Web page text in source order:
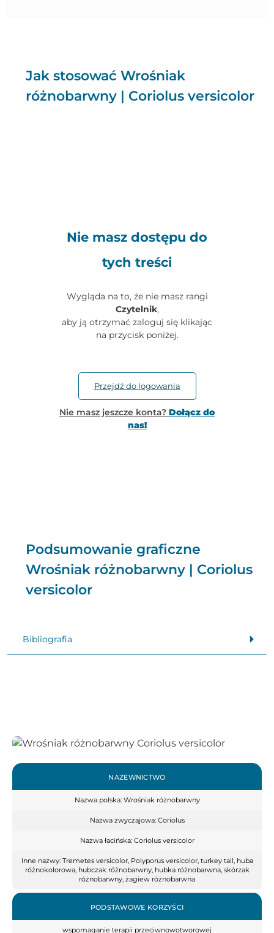
Jak stosować Wrośniak
różnobarwny | Coriolus versicolor
Nie masz dostępu do
tych treści
Wygląda na to, że nie masz rangi
Czytelnik,
aby ją otrzymać zaloguj się klikając
na przycisk poniżej.
Przejdź do logowania
Nie masz jeszcze konta? Dołącz do
nas!
Podsumowanie graficzne
Wrośniak różnobarwny | Coriolus
versicolor
Bibliografia
NAZEWNICTWO
Nazwa polska: Wrośniak różnobarwny
Nazwa zwyczajowa: Coriolus
Nazwa łacińska: Coriolus versicolor
Inne nazwy: Tremetes versicolor, Polyporus versicolor, turkey tail, huba
różnokolorowa, hubczak różnobarwny, hubka różnobarwna, skórzak
różnobarwny, żagiew różnobarwna
PODSTAWOWE KORZYŚCI
wspomaganie terapii przeciwnowotworowej